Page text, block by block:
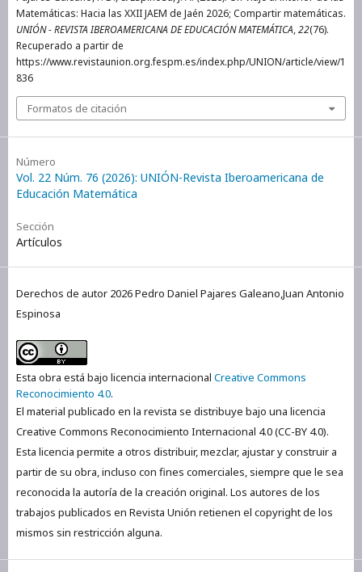
Matemáticas: Hacia las XXII JAEM de Jaén 2026; Compartir matemáticas.
UNIÓN - REVISTA IBEROAMERICANA DE EDUCACIÓN MATEMÁTICA,22(76).
Recuperado a partir de
https://www.revistaunion.org.fespm.es/index.php/UNION/article/view/1
836
Formatos de citación
Número
Vol. 22 Núm. 76 (2026): UNIÓN-Revista Iberoamericana de
Educación Matemática
Sección
Artículos
Derechos de autor 2026 Pedro Daniel Pajares Galeano,Juan Antonio
Espinosa
Esta obra está bajo licencia internacional Creative Commons
Reconocimiento 4.0.
El material publicado en la revista se distribuye bajo una licencia
Creative Commons Reconocimiento Internacional 4.0 (CC-BY 4.0).
Esta licencia permite a otros distribuir, mezclar, ajustar y construir a
partir de su obra, incluso con fines comerciales, siempre que le sea
reconocida la autoría de la creación original. Los autores de los
trabajos publicados en Revista Unión retienen el copyright de los
mismos sin restricción alguna.